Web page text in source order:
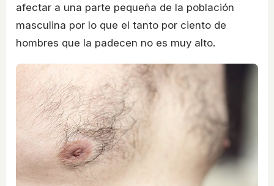
afectar a una parte pequeña de la población
masculina por lo que el tanto por ciento de
hombres que la padecen no es muy alto.